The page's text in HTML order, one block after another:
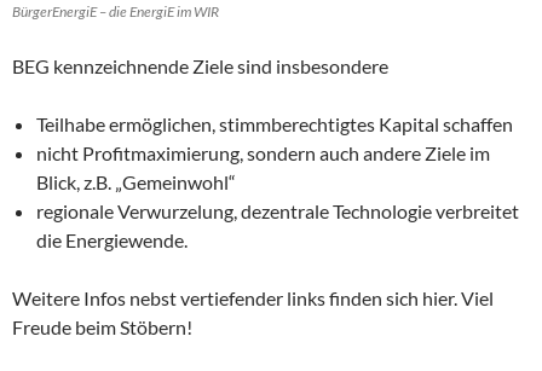
BürgerEnergiE – die EnergiE im WIR
BEG kennzeichnende Ziele sind insbesondere
Teilhabe ermöglichen, stimmberechtigtes Kapital schaffen
nicht Profitmaximierung, sondern auch andere Ziele im
Blick, z.B. „Gemeinwohl“
regionale Verwurzelung, dezentrale Technologie verbreitet
die Energiewende.
Weitere Infos nebst vertiefender links finden sich hier. Viel
Freude beim Stöbern!